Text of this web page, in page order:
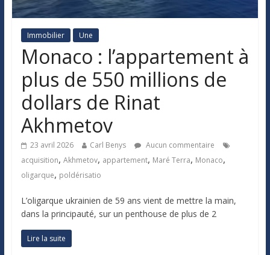
Immobilier Une
Monaco : l’appartement à
plus de 550 millions de
dollars de Rinat
Akhmetov
23 avril 2026 Carl Benys
Aucun commentaire
acquisition, Akhmetov, appartement, Maré Terra, Monaco,
oligarque, poldérisatio
L’oligarque ukrainien de 59 ans vient de mettre la main,
dans la principauté, sur un penthouse de plus de 2
Lire la suite